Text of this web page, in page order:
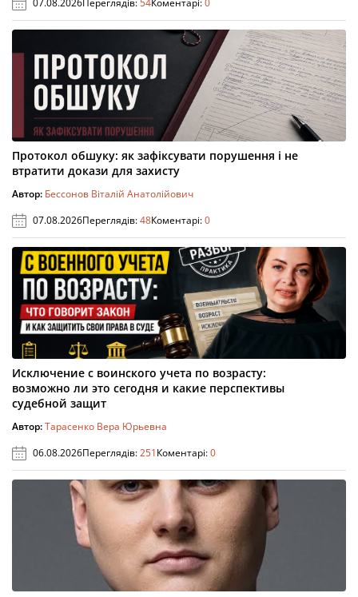
07.08.2026 Переглядів:54Коментарі:0
Протокол обшуку: як зафіксувати порушення і не
втратити докази для захисту
Автор: Бессонов Віталій Анатолійович
07.08.2026Переглядів:48Коментарі:0
Исключение с воинского учета по возрасту:
возможно ли это сегодня и какие перспективы
судебной защит
Автор:Тарасенко Вера Юрьевна
06.08.2026Переглядів:251Коментарі:0